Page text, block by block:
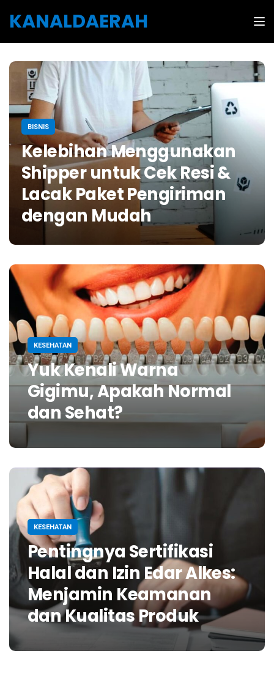
KANALDAERAH
BISNIS
Kelebihan Menggunakan
Shipper untuk Cek Resi &
Lacak Paket Pengiriman
dengan Mudah
KESEHATAN
Yuk Kenali Warna
Gigimu, Apakah Normal
dan Sehat?
KESEHATAN
Pentingnya Sertifikasi
Halal dan Izin Edar Alkes:
Menjamin Keamanan
dan Kualitas Produk